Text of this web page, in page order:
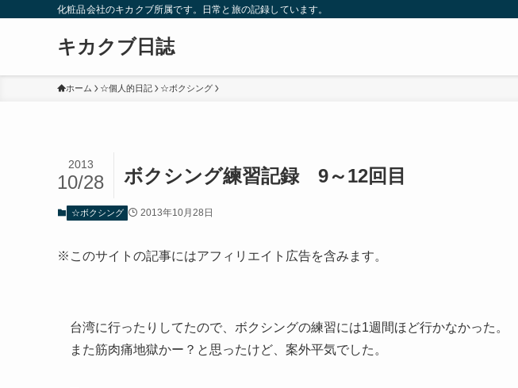
化粧品会社のキカクブ所属です。日常と旅の記録しています。
キカクブ日誌
ホーム ☆個人的日記 ☆ボクシング
ボクシング練習記録 9～12回目
2013
10/28
☆ボクシング 2013年10月28日
※このサイトの記事にはアフィリエイト広告を含みます。
台湾に行ったりしてたので、ボクシングの練習には1週間ほど行かなかった。
また筋肉痛地獄かー？と思ったけど、案外平気でした。